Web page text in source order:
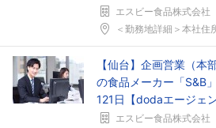
フォローしま
エスビー食品株式会社
＜勤務地詳細＞本社住所
【仙台】企画営業（本
の食品メーカー「S&B
121日【dodaエージェ
エスビー食品株式会社